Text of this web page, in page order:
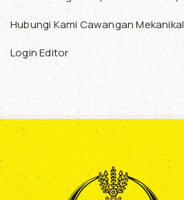
Hubungi Kami Cawangan Mekanikal
Login Editor